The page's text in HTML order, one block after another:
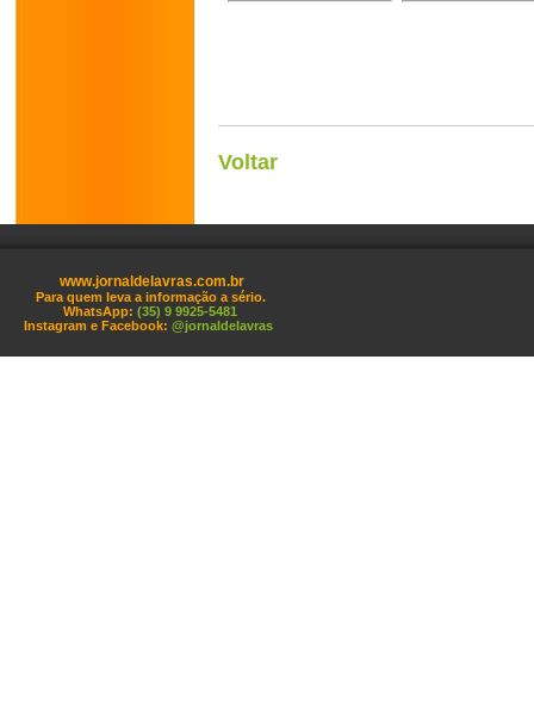
Voltar
www.jornaldelavras.com.br
Para quem leva a informação a sério.
WhatsApp: (35) 9 9925-5481
Instagram e Facebook: @jornaldelavras